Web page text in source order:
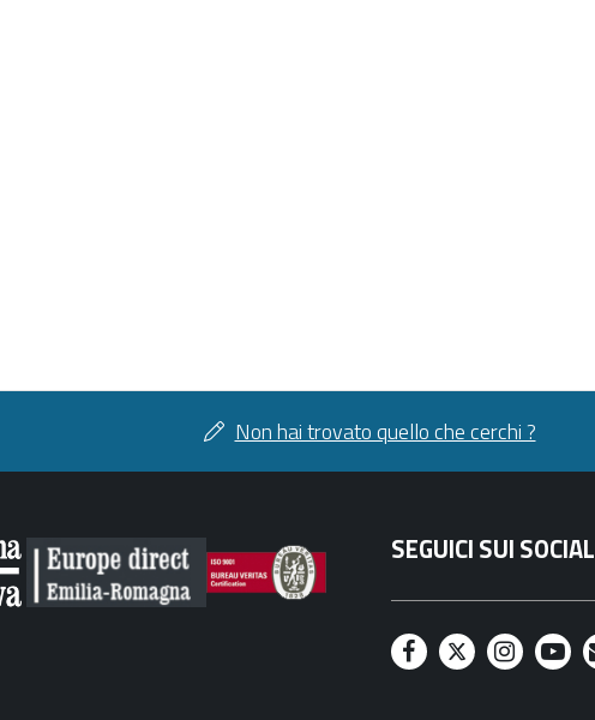
Non hai trovato quello che cerchi ?
SEGUICI SUI SOCIAL
F
T
I
Y